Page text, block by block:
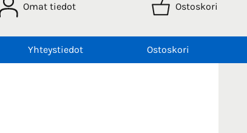
Omat tiedot Ostoskori
Yhteystiedot Ostoskori